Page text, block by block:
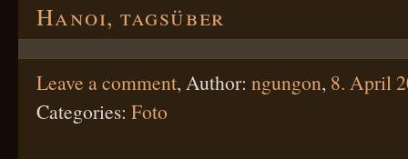
Hanoi, tagsüber
Leave a comment, Author: ngungon, 8. April
Categories: Foto